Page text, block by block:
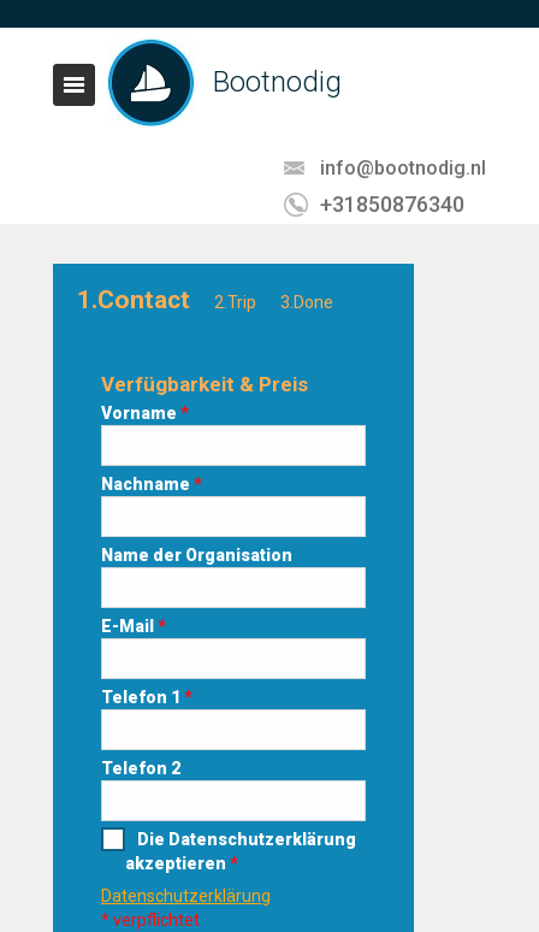
Bootnodig
info@bootnodig.nl
+31850876340
1.Contact 2.Trip 3.Done
Verfügbarkeit & Preis
Vorname *
Nachname *
Name der Organisation
E-Mail *
Telefon 1 *
Telefon 2
Die Datenschutzerklärung
akzeptieren *
Datenschutzerklärung
* verpflichtet